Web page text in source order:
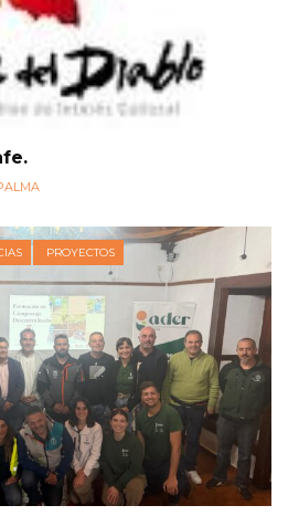
PROYECTOS